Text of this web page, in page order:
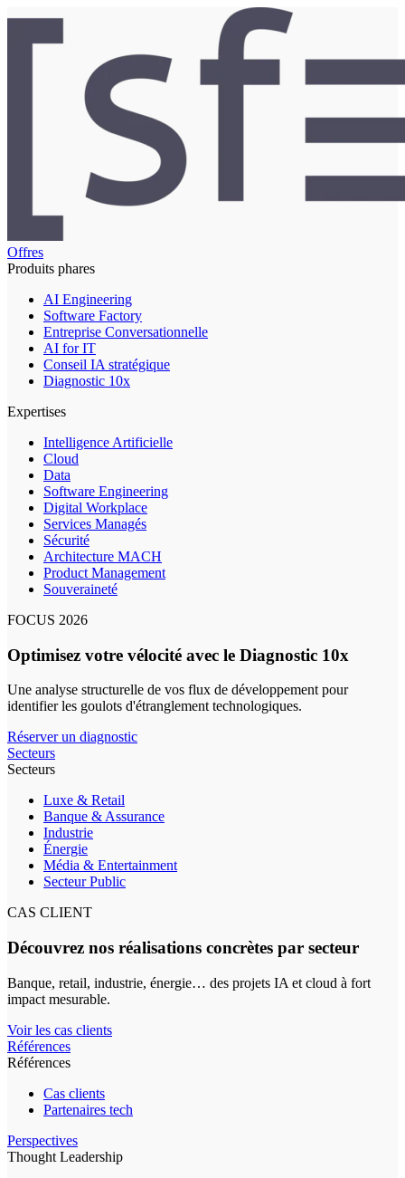
Offres
Produits phares
AI Engineering
Software Factory
Entreprise Conversationnelle
AI for IT
Conseil IA stratégique
Diagnostic 10x
Expertises
Intelligence Artificielle
Cloud
Data
Software Engineering
Digital Workplace
Services Managés
Sécurité
Architecture MACH
Product Management
Souveraineté
FOCUS 2026
Optimisez votre vélocité avec le Diagnostic 10x
Une analyse structurelle de vos flux de développement pour
identifier les goulots d'étranglement technologiques.
Réserver un diagnostic
Secteurs
Secteurs
Luxe & Retail
Banque & Assurance
Industrie
Énergie
Média & Entertainment
Secteur Public
CAS CLIENT
Découvrez nos réalisations concrètes par secteur
Banque, retail, industrie, énergie… des projets IA et cloud à fort
impact mesurable.
Voir les cas clients
Références
Références
Cas clients
Partenaires tech
Perspectives
Thought Leadership